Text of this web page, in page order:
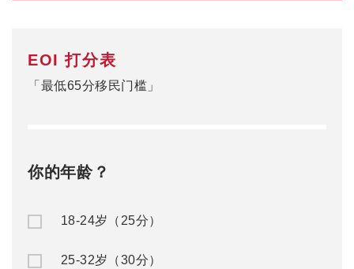
EOI 打分表
「最低65分移民门槛」
你的年龄？
18-24岁（25分）
25-32岁（30分）